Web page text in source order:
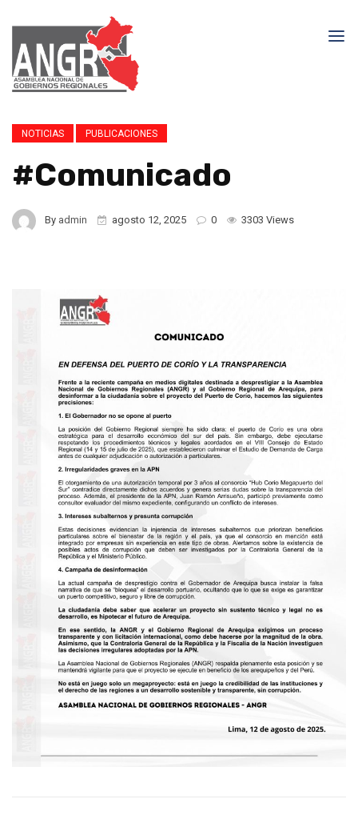
NOTICIAS PUBLICACIONES
#Comunicado
By admin agosto 12, 2025 0 3303 Views